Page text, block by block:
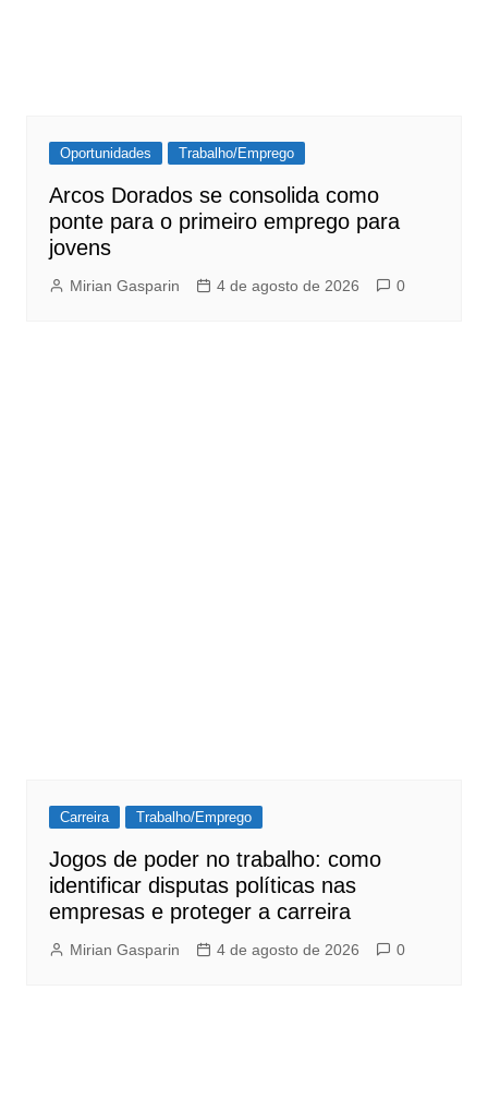
Oportunidades Trabalho/Emprego
Arcos Dorados se consolida como
ponte para o primeiro emprego para
jovens
Mirian Gasparin 4 de agosto de 2026 0
Carreira Trabalho/Emprego
Jogos de poder no trabalho: como
identificar disputas políticas nas
empresas e proteger a carreira
Mirian Gasparin 4 de agosto de 2026 0